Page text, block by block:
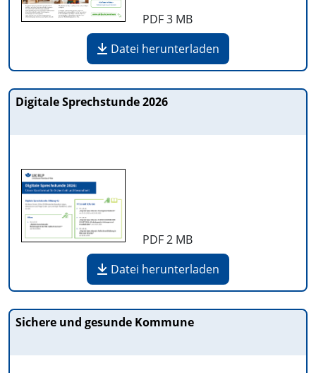
PDF3 MB
Datei herunterladen
Digitale Sprechstunde 2026
PDF2 MB
Datei herunterladen
Sichere und gesunde Kommune